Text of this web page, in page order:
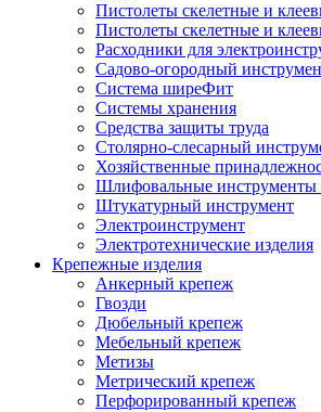
Пистолеты скелетные и
Пистолеты скелетные и
Расходники для
Садово-огородный
Система ширеФит
Системы хранения
Средства защиты труда
Столярно-слесарный
Хозяйственные
Шлифовальные инструменты
Штукатурный инструмент
Электроинструмент
Электротехнические изделия
Крепежные изделия
Анкерный крепеж
Гвозди
Дюбельный крепеж
Мебельный крепеж
Метизы
Метрический крепеж
Перфорированный крепеж